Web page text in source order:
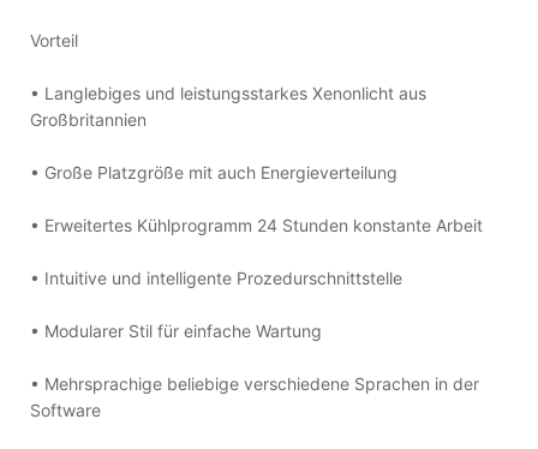
Vorteil
• Langlebiges und leistungsstarkes Xenonlicht aus
Großbritannien
• Große Platzgröße mit auch Energieverteilung
• Erweitertes Kühlprogramm 24 Stunden konstante Arbeit
• Intuitive und intelligente Prozedurschnittstelle
• Modularer Stil für einfache Wartung
• Mehrsprachige beliebige verschiedene Sprachen in der
Software